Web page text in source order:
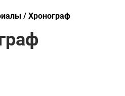
Хронограф